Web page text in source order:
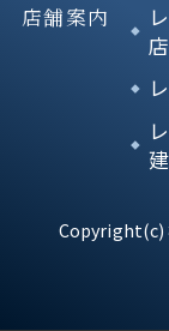
店舗案内
店
Copyright(c)